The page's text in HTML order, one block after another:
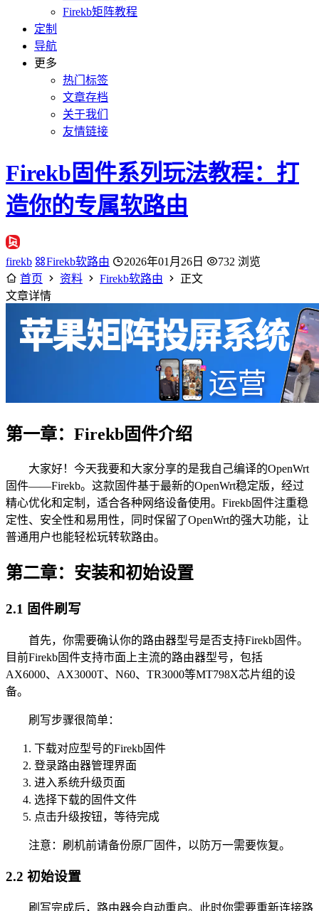
Firekb矩阵教程
定制
导航
更多
热门标签
文章存档
关于我们
友情链接
Firekb固件系列玩法教程：打
造你的专属软路由
firekb Firekb软路由 2026年01月26日
732 浏览
首页
资料 Firekb软路由
正文
文章详情
第一章：Firekb固件介绍
大家好！今天我要和大家分享的是我自己编译的OpenWrt
固件——Firekb。这款固件基于最新的OpenWrt稳定版，经过
精心优化和定制，适合各种网络设备使用。Firekb固件注重稳
定性、安全性和易用性，同时保留了OpenWrt的强大功能，让
普通用户也能轻松玩转软路由。
第二章：安装和初始设置
2.1 固件刷写
首先，你需要确认你的路由器型号是否支持Firekb固件。
目前Firekb固件支持市面上主流的路由器型号，包括
AX6000、AX3000T、N60、TR3000等MT798X芯片组的设
备。
刷写步骤很简单：
下载对应型号的Firekb固件
登录路由器管理界面
进入系统升级页面
选择下载的固件文件
点击升级按钮，等待完成
注意：刷机前请备份原厂固件，以防万一需要恢复。
2.2 初始设置
刷写完成后，路由器会自动重启。此时你需要重新连接路